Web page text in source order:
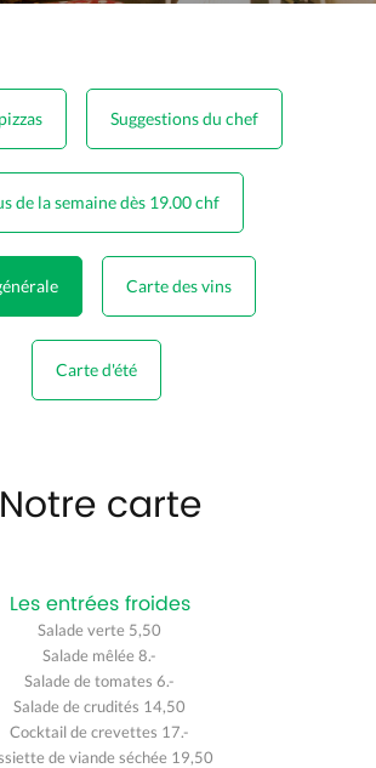
Suggestions du chef
de la semaine dès 19.00 chf
Carte des vins
Carte d'été
Notre carte
Les entrées froides
Salade verte 5,50
Salade mêlée 8.-
Salade de tomates 6.-
Salade de crudités 14,50
Cocktail de crevettes 17.-
de viande séchée 19,50